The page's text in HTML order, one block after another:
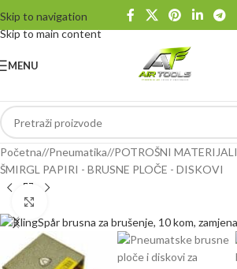
Skip to navigation
Skip to main content
MENU
Početna/ Pneumatika/ POTROŠNI MATERIJALI
ŠMIRGL PAPIRI - BRUSNE PLOČE - DISKOVI